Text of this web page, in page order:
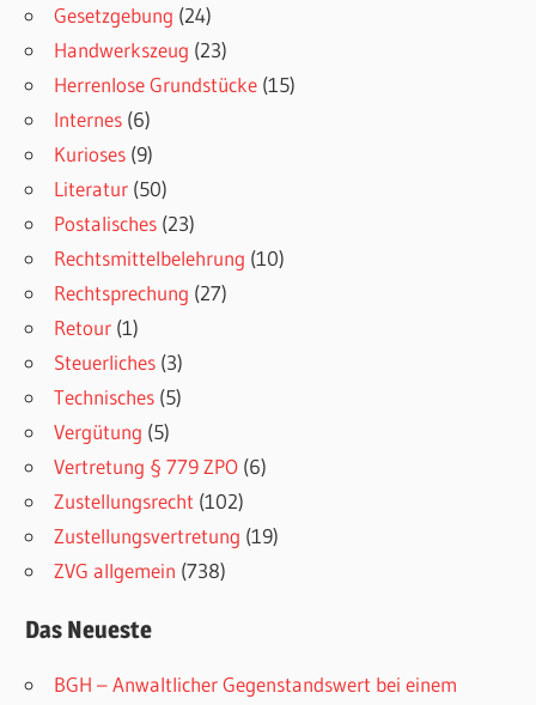
Gesetzgebung (24)
Handwerkszeug (23)
Herrenlose Grundstücke (15)
Internes (6)
Kurioses (9)
Literatur (50)
Postalisches (23)
Rechtsmittelbelehrung (10)
Rechtsprechung (27)
Retour (1)
Steuerliches (3)
Technisches (5)
Vergütung (5)
Vertretung § 779 ZPO (6)
Zustellungsrecht (102)
Zustellungsvertretung (19)
ZVG allgemein (738)
Das Neueste
BGH – Anwaltlicher Gegenstandswert bei einem